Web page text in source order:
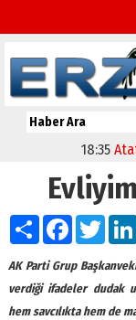
18:35 Atatürk
Paylaş
AK Parti Grup
verdiği ifadeler dudak
hem savcılıkta hem de